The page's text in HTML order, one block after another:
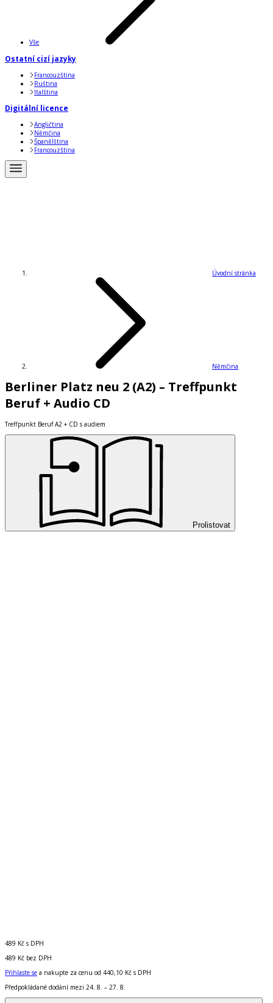
Vše
Ostatní cizí jazyky
Francouzština
Ruština
Italština
Digitální licence
Angličtina
Němčina
Španělština
Francouzština
Úvodní stránka
Němčina
Berliner Platz neu 2 (A2) – Treffpunkt
Beruf + Audio CD
Treffpunkt Beruf A2 + CD s audiem
Prolistovat
489 Kč s DPH
489 Kč bez DPH
Přihlaste se a nakupte za cenu od 440,10 Kč s DPH
Předpokládané dodání mezi 24. 8. – 27. 8.